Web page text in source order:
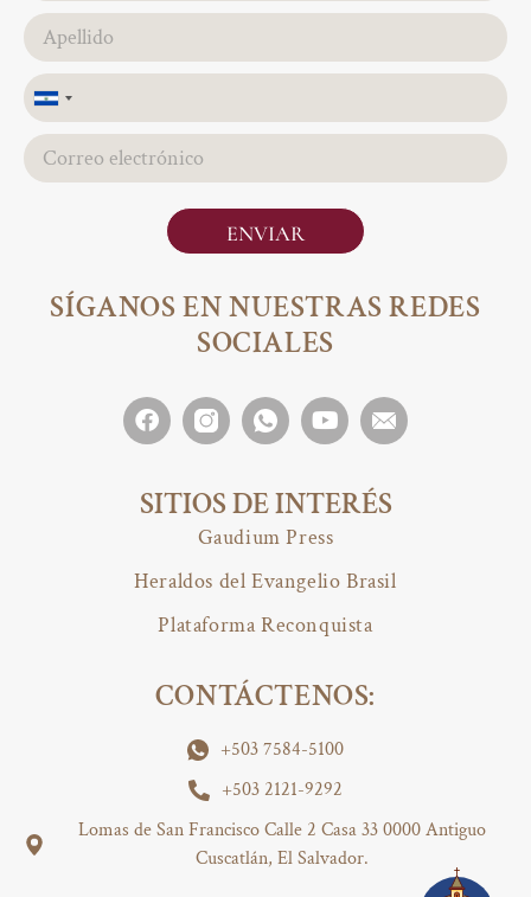
CONTÁCTENOS:
+503 7584-5100
+503 2121-9292
Lomas de San Francisco Calle 2 Casa 33 0000 Antiguo
Cuscatlán, El Salvador.
SÍGANOS EN NUESTRAS REDES
SOCIALES
SITIOS DE INTERÉS
Gaudium Press
Heraldos del Evangelio Brasil
Plataforma Reconquista
El
Salvador
+503
ENVIAR